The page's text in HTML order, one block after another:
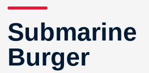
Submarine
Burger